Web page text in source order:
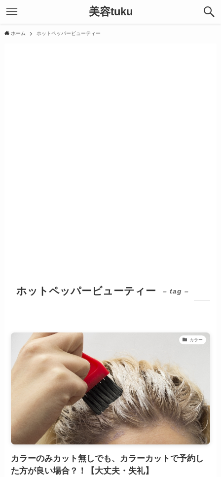
美容tuku
ホーム ホットペッパービューティー
ホットペッパービューティー – tag –
カラー
カラーのみカット無しでも、カラーカットで予約し
た方が良い場合？！【大丈夫・失礼】